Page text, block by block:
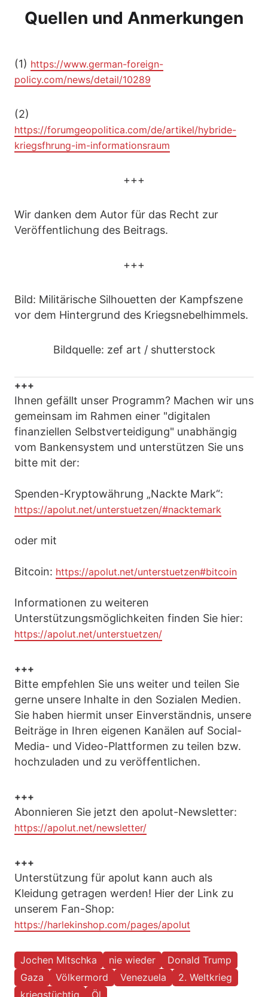
Quellen und Anmerkungen
(1) https://www.german-foreign-
policy.com/news/detail/10289
(2)
https://forumgeopolitica.com/de/artikel/hybride-
kriegsfhrung-im-informationsraum
+++
Wir danken dem Autor für das Recht zur
Veröffentlichung des Beitrags.
+++
Bild: Militärische Silhouetten der Kampfszene
vor dem Hintergrund des Kriegsnebelhimmels.
Bildquelle: zef art / shutterstock
+++
Ihnen gefällt unser Programm? Machen wir uns
gemeinsam im Rahmen einer "digitalen
finanziellen Selbstverteidigung" unabhängig
vom Bankensystem und unterstützen Sie uns
bitte mit der:
Spenden-Kryptowährung „Nackte Mark“:
https://apolut.net/unterstuetzen/#nacktemark
oder mit
Bitcoin: https://apolut.net/unterstuetzen#bitcoin
Informationen zu weiteren
Unterstützungsmöglichkeiten finden Sie hier:
https://apolut.net/unterstuetzen/
+++
Bitte empfehlen Sie uns weiter und teilen Sie
gerne unsere Inhalte in den Sozialen Medien.
Sie haben hiermit unser Einverständnis, unsere
Beiträge in Ihren eigenen Kanälen auf Social-
Media- und Video-Plattformen zu teilen bzw.
hochzuladen und zu veröffentlichen.
+++
Abonnieren Sie jetzt den apolut-Newsletter:
https://apolut.net/newsletter/
+++
Unterstützung für apolut kann auch als
Kleidung getragen werden! Hier der Link zu
unserem Fan-Shop:
https://harlekinshop.com/pages/apolut
Jochen Mitschka nie wieder
Donald Trump
Gaza
Völkermord Venezuela
2. Weltkrieg
kriegstüchtig
Öl